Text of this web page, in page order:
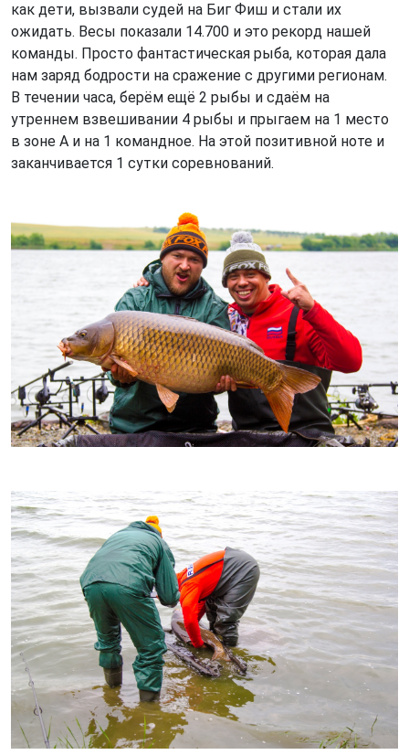
как дети, вызвали судей на Биг Фиш и стали их
ожидать. Весы показали 14.700 и это рекорд нашей
команды. Просто фантастическая рыба, которая дала
нам заряд бодрости на сражение с другими регионам.
В течении часа, берём ещё 2 рыбы и сдаём на
утреннем взвешивании 4 рыбы и прыгаем на 1 место
в зоне А и на 1 командное. На этой позитивной ноте и
заканчивается 1 сутки соревнований.